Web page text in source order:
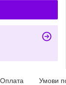
Оплата Умови